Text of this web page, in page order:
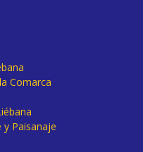
Comarca
y Paisanaje